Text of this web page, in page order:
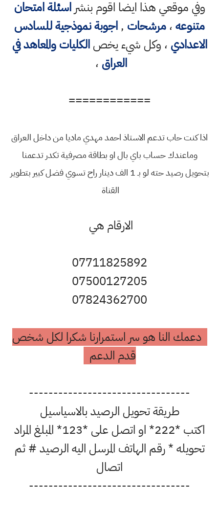
وفي موقعي هذا ايضا اقوم بنشراسئلة امتحان
متنوعه،مرشحات ,اجوبة نموذجية للسادس
الاعدادي ، وكل شيء يخصالكليات والمعاهد في
العراق ،
============
اذا كنت حاب تدعم الاستاذ احمد مهدي ماديا من داخل العراق
وماعندك حساب باي بال او بطاقة مصرفية تكدر تدعمنا
بتحويل رصيد حته لو بـ 1 الف دينار راح تسوي فضل كبير بتطوير
القناة
الارقام هي
07711825892
07500127205
07824362700
دعمك النا هو سر استمرارنا شكرا لكل شخص
قدم الدعم
---------------------------------
طريقة تحويل الرصيد بالاسياسيل
اكتب *222* او اتصل على *123* المبلغ المراد
تحويله * رقم الهاتف المرسل اليه الرصيد # ثم
اتصال
---------------------------------